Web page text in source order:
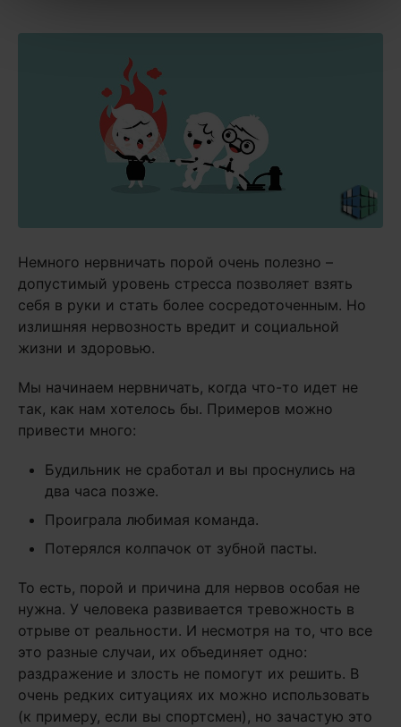
Немного нервничать порой очень полезно –
допустимый уровень стресса позволяет взять
себя в руки и стать более сосредоточенным. Но
излишняя нервозность вредит и социальной
жизни и здоровью.
Мы начинаем нервничать, когда что-то идет не
так, как нам хотелось бы. Примеров можно
привести много:
Будильник не сработал и вы проснулись на
два часа позже.
Проиграла любимая команда.
Потерялся колпачок от зубной пасты.
То есть, порой и причина для нервов особая не
нужна. У человека развивается тревожность в
отрыве от реальности. И несмотря на то, что все
это разные случаи, их объединяет одно:
раздражение и злость не помогут их решить. В
очень редких ситуациях их можно использовать
(к примеру, если вы спортсмен), но зачастую это